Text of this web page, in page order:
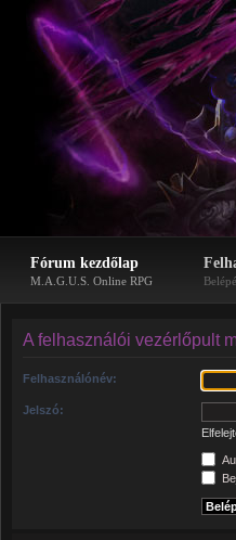
Fórum kezdőlap
M.A.G.U.S. Online RPG
A felhasználói vezérlőpult
Felhasználónév:
Jelszó: